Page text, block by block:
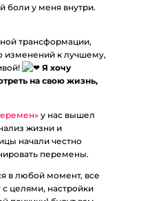
боли у меня внутри.
трансформации,
изменений к лучшему,
Я хочу
на свою жизнь,
у нас вышел
жизни и
начали честно
перемены.
в любой момент, все
целями, настройки